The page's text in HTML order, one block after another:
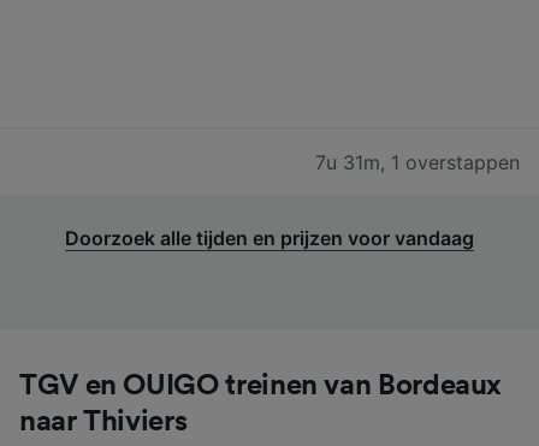
7u 31m, 1 overstappen
Doorzoek alle tijden en prijzen voor vandaag
TGV en OUIGO treinen van Bordeaux
naar Thiviers